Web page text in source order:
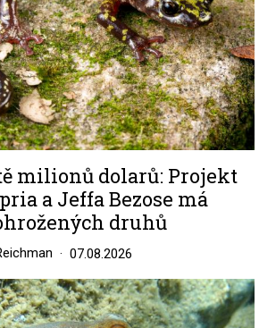
milionů dolarů: Projekt
a Jeffa Bezose má
druhů
07.08.2026